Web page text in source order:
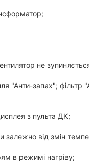
не
"Анти-запах"; фільтр
з пульта ДК;
залежно від змін
в режимі нагріву;